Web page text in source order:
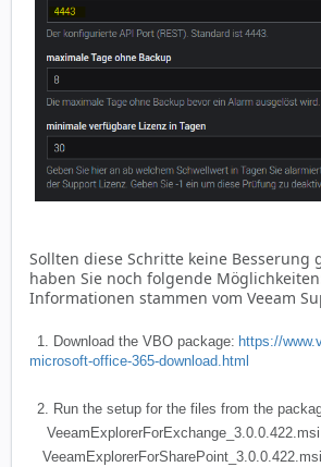
Sollten diese Schritte keine Besserung
haben Sie noch folgende
Informationen stammen vom Veeam
1. Download the VBO package: https://
microsoft-office-365-download.html
2. Run the setup for the files from the
VeeamExplorerForExchange_3.0.0.422.msi
VeeamExplorerForSharePoint_3.0.0.422.msi